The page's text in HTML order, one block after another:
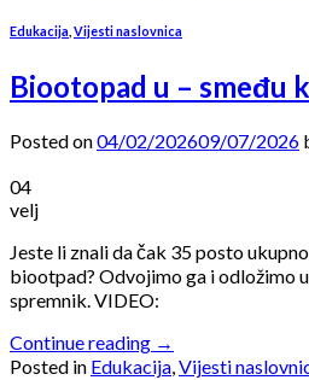
Edukacija Vijesti naslovnica
Biootopad u – smeđu
Posted on04/02/202609/07/2026
04
velj
Jeste li znali da čak 35 posto
biootpad? Odvojimo ga i odložimo
spremnik. VIDEO:
Continue reading →
Posted in Edukacija,Vijesti